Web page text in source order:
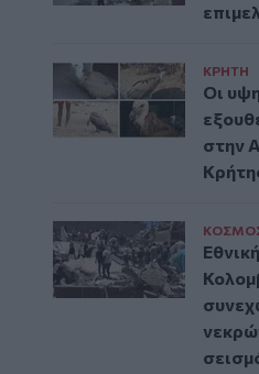
ΚΡΗΤΗ
Οι
στην